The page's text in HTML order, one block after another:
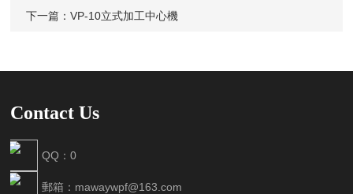
下一篇：VP-10立式加工中心機
Contact Us
QQ：0
郵箱：mawaywpf@163.com